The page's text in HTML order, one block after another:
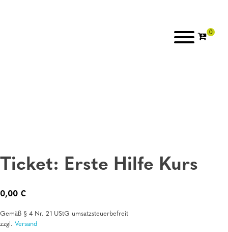
Ticket: Erste Hilfe Kurs
0,00 €
Gemäß § 4 Nr. 21 UStG umsatzsteuerbefreit
zzgl. Versand